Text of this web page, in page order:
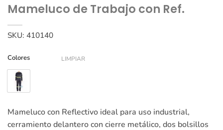
Mameluco de Trabajo con Ref.
SKU: 410140
Colores LIMPIAR
Mameluco con Reflectivo ideal para uso industrial,
cerramiento delantero con cierre metálico, dos bolsillos